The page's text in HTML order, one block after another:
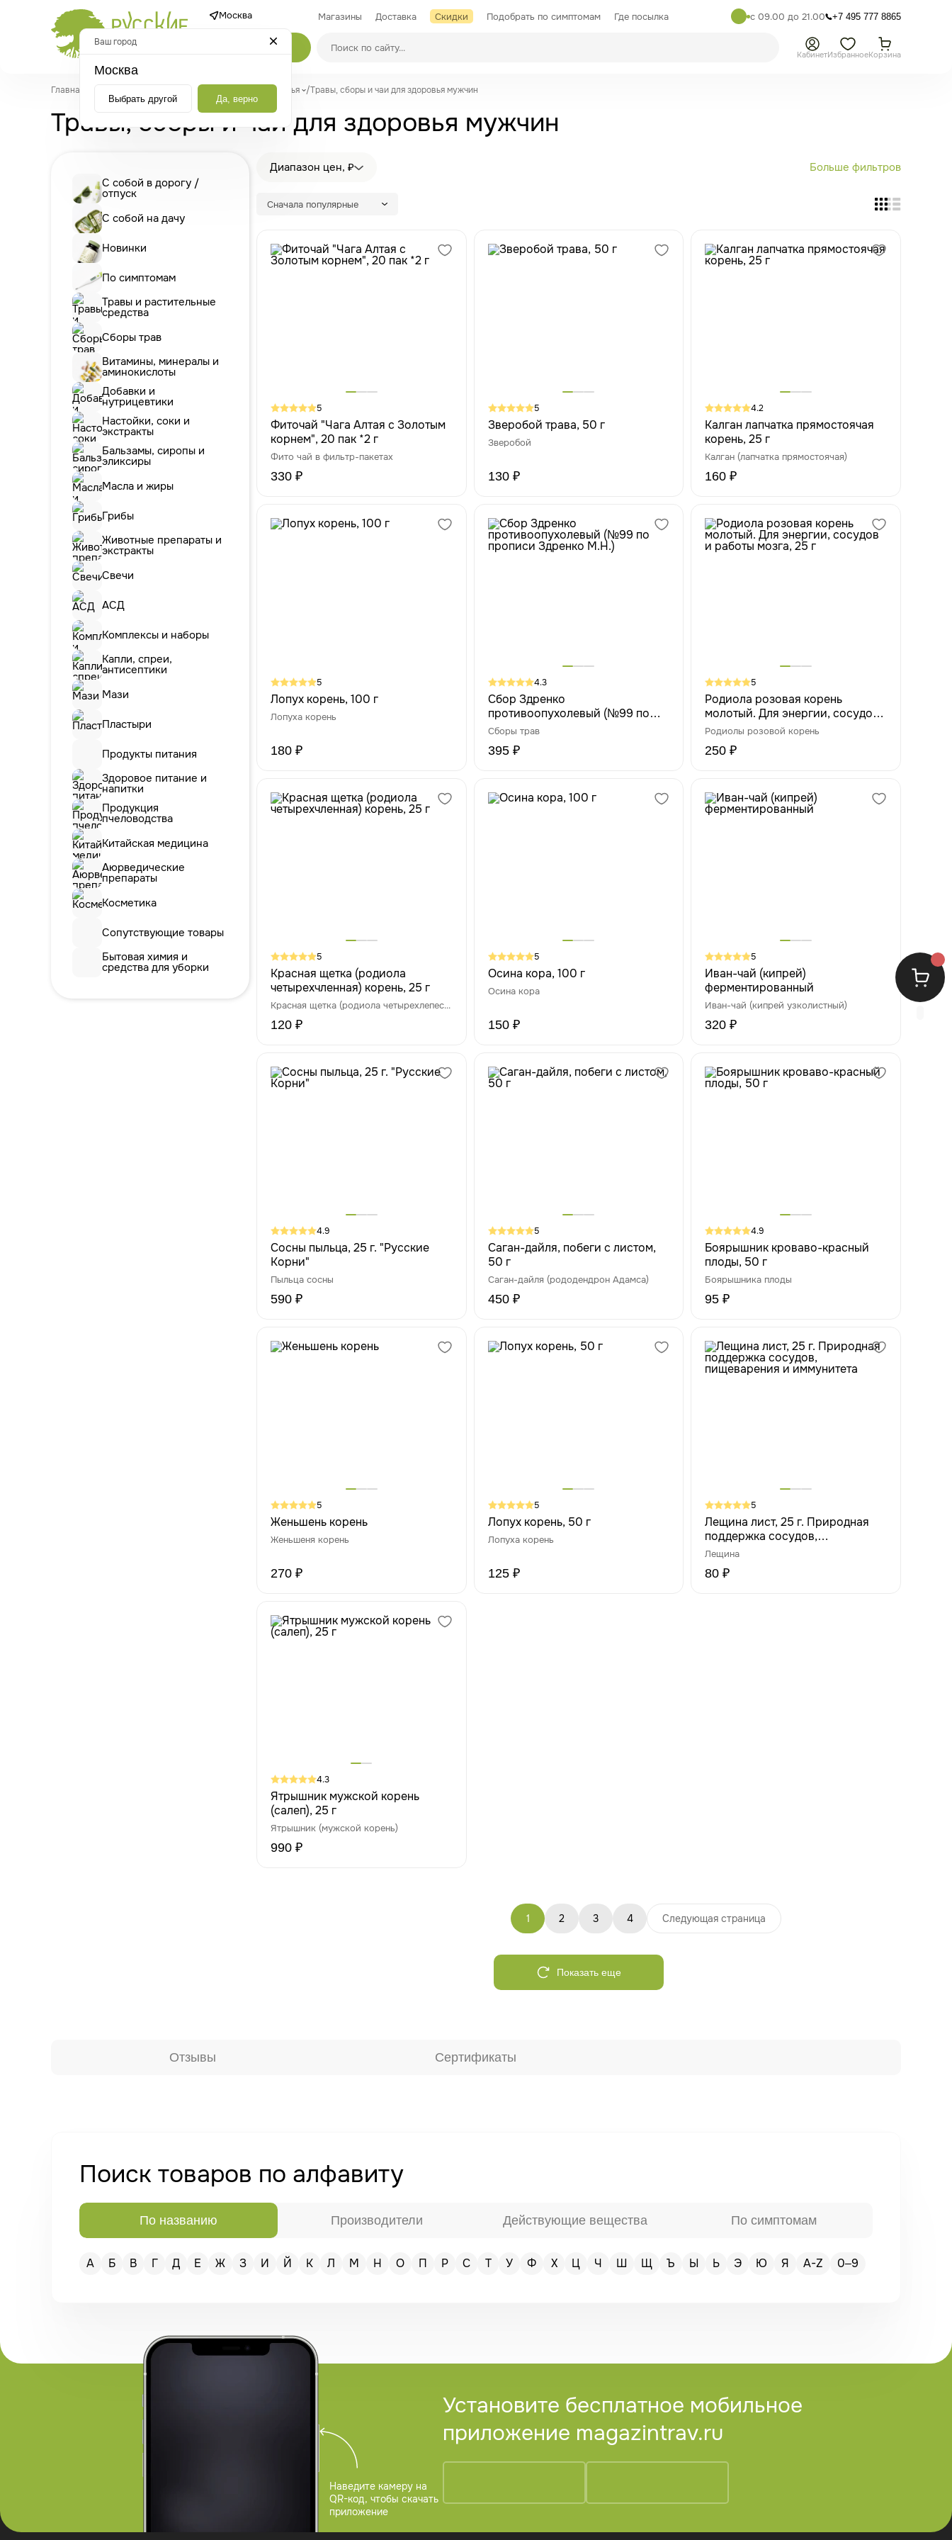
Москва Магазины Доставка Скидки Подобрать по симптомам Где посылка
Производители
с 09.00 до 21.00 +7 495 777 8865
Каталог
КабинетИзбранноеКорзина
Главная / Для мужского здоровья /Травы, сборы и чаи для здоровья мужчин
Травы, сборы и чаи для здоровья мужчин
С собой в дорогу /
отпуск
С собой на дачу
Новинки
По симптомам
Травы и растительные
средства
Сборы трав
Витамины, минералы и
аминокислоты
Добавки и
нутрицевтики
Настойки, соки и
экстракты
Бальзамы, сиропы и
эликсиры
Масла и жиры
Грибы
Животные препараты и
экстракты
Свечи
АСД
Комплексы и наборы
Капли, спреи,
антисептики
Мази
Пластыри
Продукты питания
Здоровое питание и
напитки
Продукция
пчеловодства
Китайская медицина
Аюрведические
препараты
Косметика
Сопутствующие товары
Бытовая химия и
средства для уборки
Диапазон цен, ₽ Больше фильтров
Сначала популярные
5
Фиточай "Чага Алтая с Золотым
корнем", 20 пак *2 г
Фито чай в фильтр-пакетах
330 ₽
5
Зверобой трава, 50 г
Зверобой
130 ₽
4.2
Калган лапчатка прямостоячая
корень, 25 г
Калган (лапчатка прямостоячая)
160 ₽
5
Лопух корень, 100 г
Лопуха корень
180 ₽
4.3
Сбор Здренко
противоопухолевый (№99 по
прописи Здренко М.Н.)
Сборы трав
395 ₽
5
Родиола розовая корень
молотый. Для энергии, сосудов
и работы мозга, 25 г
Родиолы розовой корень
250 ₽
5
Красная щетка (родиола
четырехчленная) корень, 25 г
Красная щетка (родиола четырехлепестная)
120 ₽
5
Осина кора, 100 г
Осина кора
150 ₽
5
Иван-чай (кипрей)
ферментированный
Иван-чай (кипрей узколистный)
320 ₽
4.9
Сосны пыльца, 25 г. "Русские
Корни"
Пыльца сосны
590 ₽
5
Саган-дайля, побеги с листом,
50 г
Саган-дайля (рододендрон Адамса)
450 ₽
4.9
Боярышник кроваво-красный
плоды, 50 г
Боярышника плоды
95 ₽
5
Женьшень корень
Женьшеня корень
270 ₽
5
Лопух корень, 50 г
Лопуха корень
125 ₽
5
Лещина лист, 25 г. Природная
поддержка сосудов,
пищеварения и иммунитета
Лещина
80 ₽
4.3
Ятрышник мужской корень
(салеп), 25 г
Ятрышник (мужской корень)
990 ₽
1 2 3 4 Следующая страница
Показать еще
Отзывы Сертификаты
Поиск товаров по алфавиту
По названию Производители Действующие вещества По симптомам
А Б В Г Д Е Ж З И Й К Л М Н О П Р С Т У Ф Х Ц Ч Ш Щ Ъ Ы Ь Э Ю Я A-Z 0–9
Наведите камеру на
QR-код, чтобы скачать
приложение
Установите бесплатное мобильное
приложение magazintrav.ru
Ваш город
Москва
Выбрать другой Да, верно